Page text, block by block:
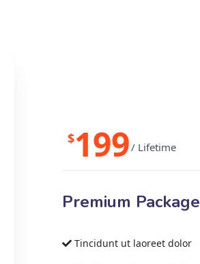
$199/ Lifetime
Premium Package
Tincidunt ut laoreet dolor